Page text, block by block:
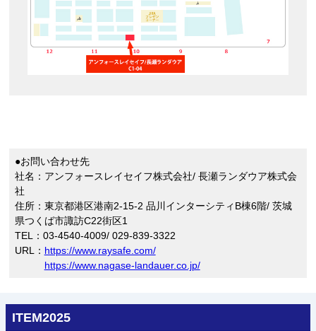
●お問い合わせ先
社名：アンフォースレイセイフ株式会社/ 長瀬ランダウア株式会
社
住所：東京都港区港南2-15-2 品川インターシティB棟6階/ 茨城
県つくば市諏訪C22街区1
TEL：03-4540-4009/ 029-839-3322
URL： https://www.raysafe.com/
https://www.nagase-landauer.co.jp/
ITEM2025